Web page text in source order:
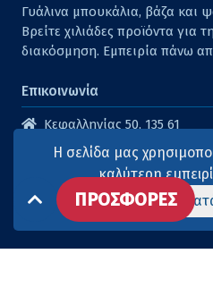
Γυάλινα μπουκάλια, βάζα και
Βρείτε χιλιάδες προϊόντα για
διακόσμηση. Εμπειρία πάνω
Επικοινωνία
Κεφαλληνίας 50, 135 61
Άγιοι Ανάργυροι
210 2614316
210 2615904
info@aqua-marina.gr
ΠΡΟΣΦΟΡΕΣ
Η σελίδα μας
καλύτερη
Το